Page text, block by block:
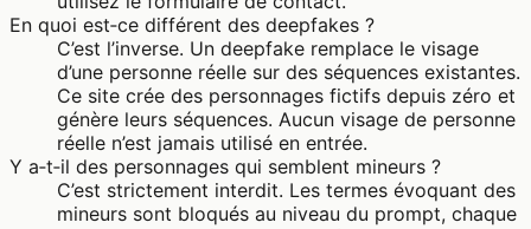
En quoi est‑ce différent des deepfakes ?
C’est l’inverse. Un deepfake remplace le visage
d’une personne réelle sur des séquences existantes.
Ce site crée des personnages fictifs depuis zéro et
génère leurs séquences. Aucun visage de personne
réelle n’est jamais utilisé en entrée.
Y a‑t‑il des personnages qui semblent mineurs ?
C’est strictement interdit. Les termes évoquant des
mineurs sont bloqués au niveau du prompt, chaque